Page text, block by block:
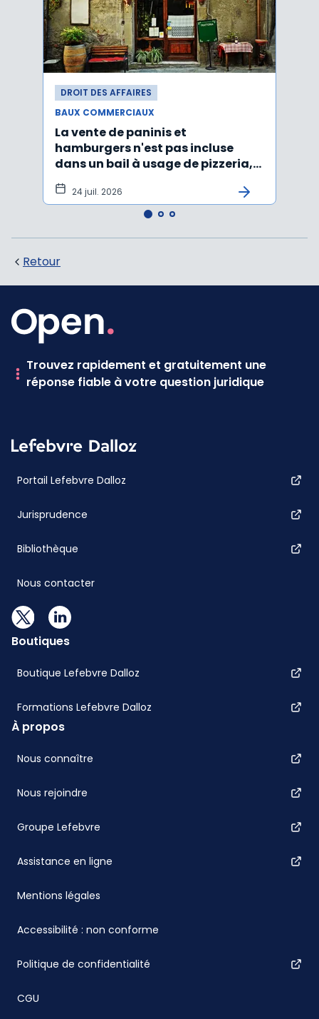
DROIT DES AFFAIRES
BAUX COMMERCIAUX
La vente de paninis et
hamburgers n'est pas incluse
dans un bail à usage de pizzeria,
pâtes, salades
24 juil. 2026
Retour
Trouvez rapidement et gratuitement une
réponse fiable à votre question juridique
Portail Lefebvre Dalloz
Jurisprudence
Bibliothèque
Nous contacter
Boutiques
Boutique Lefebvre Dalloz
Formations Lefebvre Dalloz
À propos
Nous connaître
Nous rejoindre
Groupe Lefebvre
Assistance en ligne
Mentions légales
Accessibilité : non conforme
Politique de confidentialité
CGU